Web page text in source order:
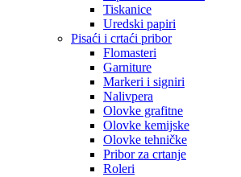
Tiskanice
Uredski papiri
Pisaći i crtaći pribor
Flomasteri
Garniture
Markeri i signiri
Nalivpera
Olovke grafitne
Olovke kemijske
Olovke tehničke
Pribor za crtanje
Roleri